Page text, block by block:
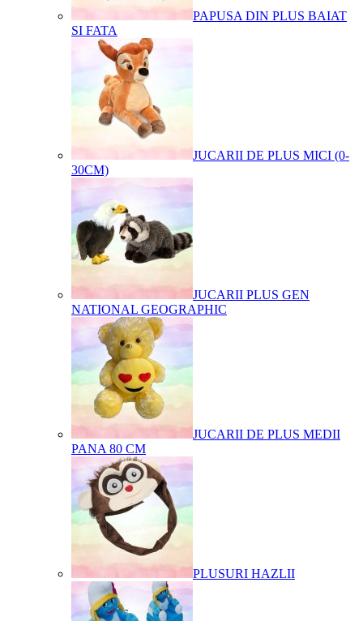
PAPUSA DIN PLUS BAIAT
SI FATA
JUCARII DE PLUS MICI (0-
30CM)
JUCARII PLUS GEN
NATIONAL GEOGRAPHIC
JUCARII DE PLUS MEDII
PANA 80 CM
PLUSURI HAZLII